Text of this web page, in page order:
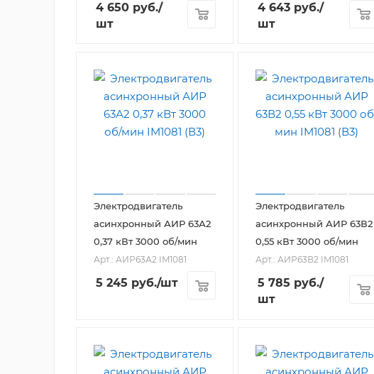
4 650 руб./
шт
4 643 руб./
шт
Электродвигатель
асинхронный АИР 63А2
0,37 кВт 3000 об/мин
Арт.: АИР63А2 IM1081
5 245 руб./шт
Электродвигатель
асинхронный АИР 63В2
0,55 кВт 3000 об/мин
Арт.: АИР63В2 IM1081
5 785 руб./
шт